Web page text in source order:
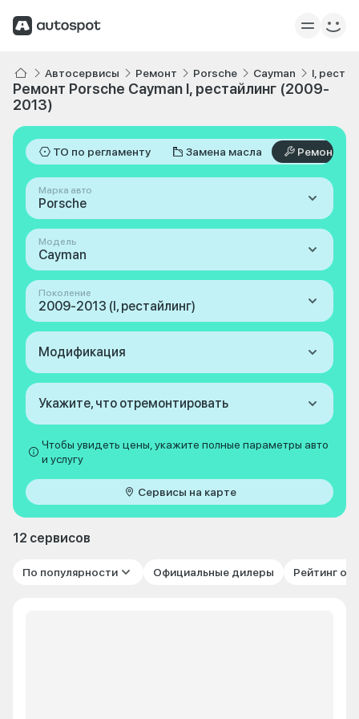
Автосервисы Ремонт Porsche Cayman I,
Ремонт Porsche Cayman I, рестайлинг (2009-
2013)
ТО по регламенту Замена масла Ремонт
Марка авто
Porsche
Модель
Cayman
Поколение
2009-2013 (I, рестайлинг)
Модификация
Укажите, что отремонтировать
Чтобы увидеть цены, укажите полные параметры авто
и услугу
Сервисы на карте
12 сервисов
По популярности Официальные дилеры Рейтинг